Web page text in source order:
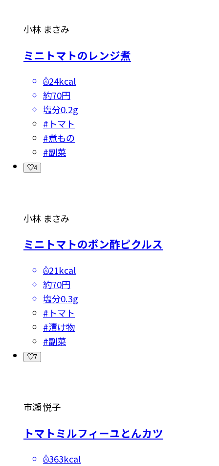
小林 まさみ
ミニトマトのレンジ煮
24kcal
約70円
塩分0.2g
# トマト
#煮もの
#副菜
4
小林 まさみ
ミニトマトのポン酢ピクルス
21kcal
約70円
塩分0.3g
# トマト
#漬け物
#副菜
7
市瀬 悦子
トマトミルフィーユとんカツ
363kcal